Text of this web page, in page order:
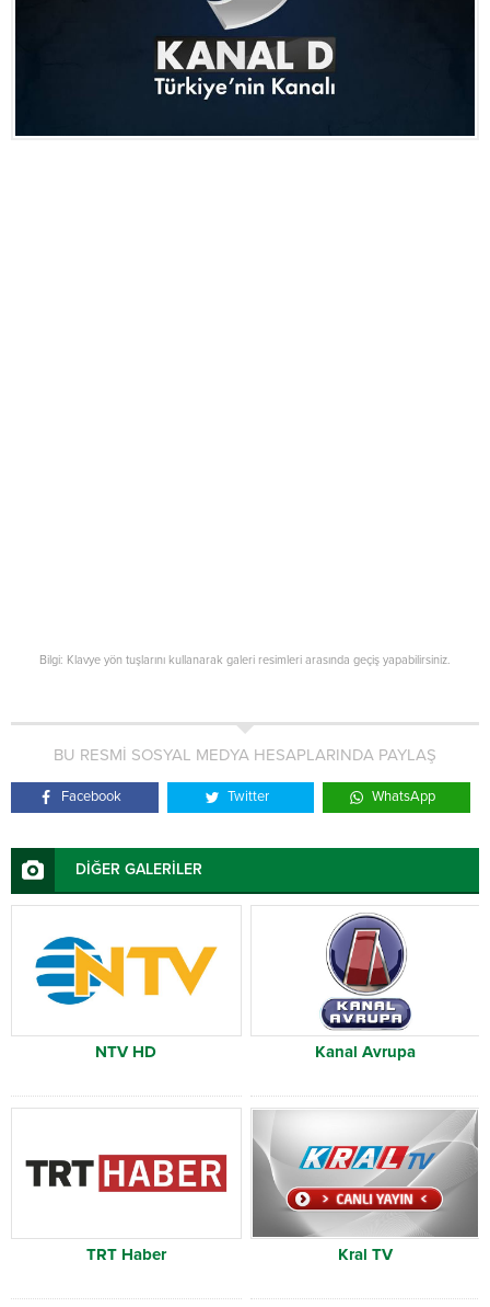
Bilgi: Klavye yön tuşlarını kullanarak galeri resimleri arasında geçiş yapabilirsiniz.
BU RESMİ SOSYAL MEDYA HESAPLARINDA PAYLAŞ
Facebook Twitter WhatsApp
DİĞER GALERİLER
NTV HD Kanal Avrupa
TRT Haber Kral TV